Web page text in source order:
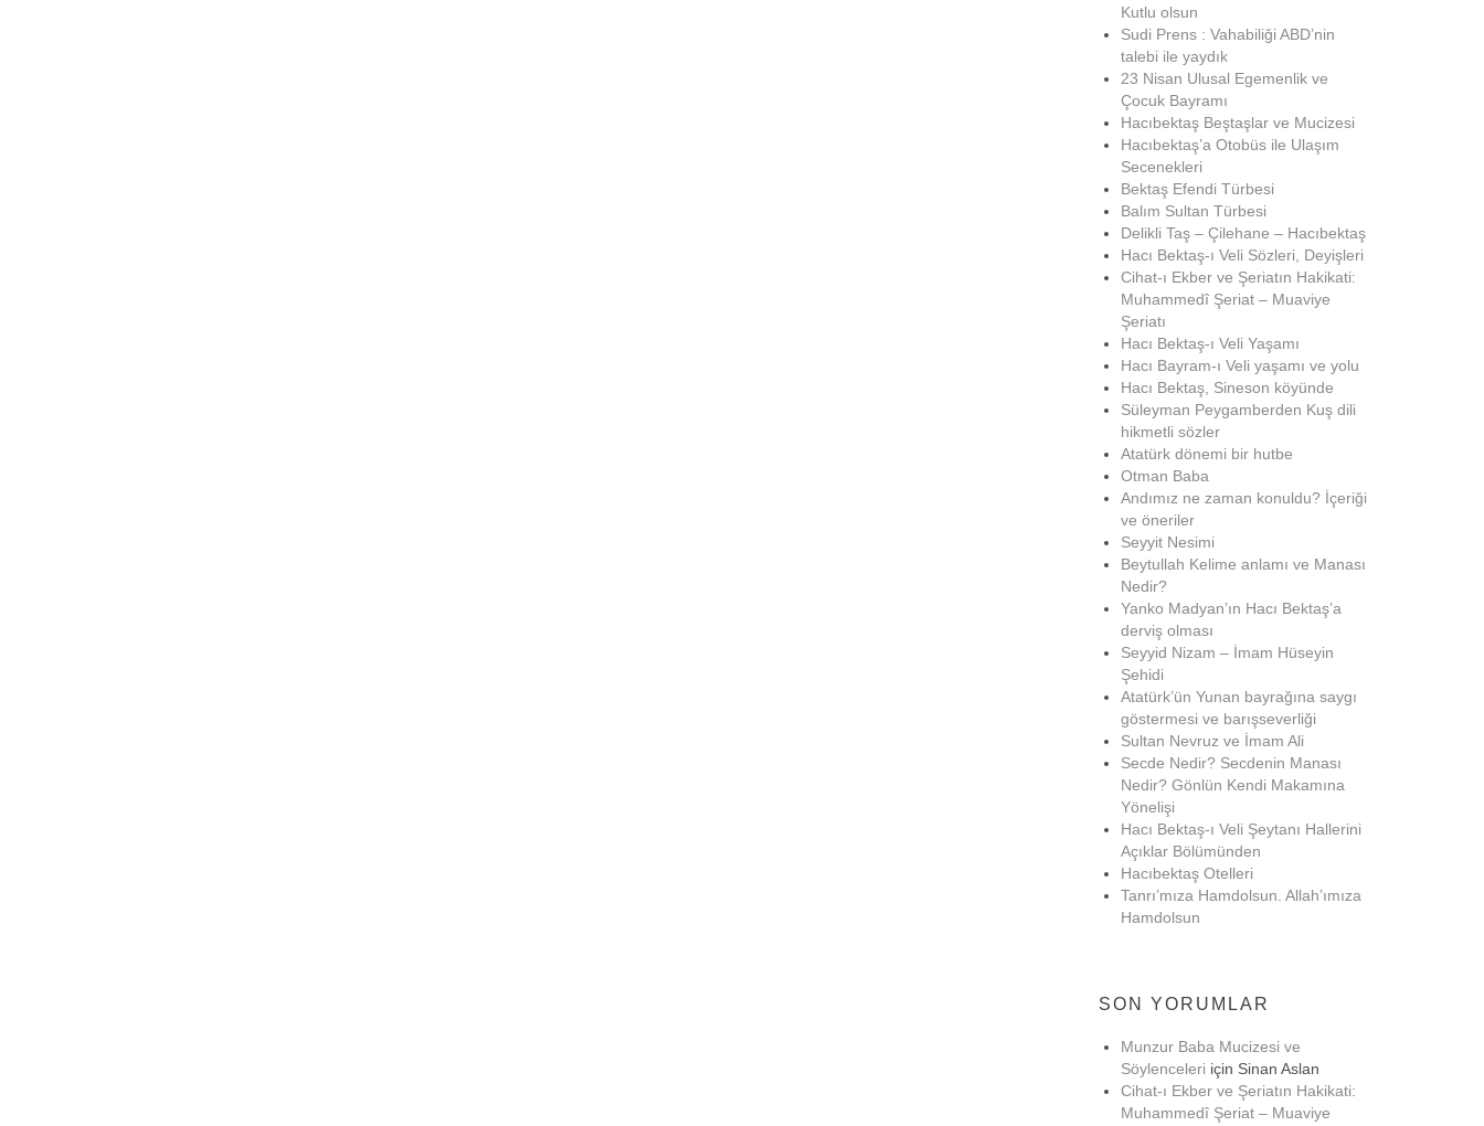
Kutlu olsun
Sudi Prens : Vahabiliği ABD’nin
talebi ile yaydık
23 Nisan Ulusal Egemenlik ve
Çocuk Bayramı
Hacıbektaş Beştaşlar ve Mucizesi
Hacıbektaş’a Otobüs ile Ulaşım
Secenekleri
Bektaş Efendi Türbesi
Balım Sultan Türbesi
Delikli Taş – Çilehane – Hacıbektaş
Hacı Bektaş-ı Veli Sözleri, Deyişleri
Cihat-ı Ekber ve Şeriatın Hakikati:
Muhammedî Şeriat – Muaviye
Şeriatı
Hacı Bektaş-ı Veli Yaşamı
Hacı Bayram-ı Veli yaşamı ve yolu
Hacı Bektaş, Sineson köyünde
Süleyman Peygamberden Kuş dili
hikmetli sözler
Atatürk dönemi bir hutbe
Otman Baba
Andımız ne zaman konuldu? İçeriği
ve öneriler
Seyyit Nesimi
Beytullah Kelime anlamı ve Manası
Nedir?
Yanko Madyan’ın Hacı Bektaş’a
derviş olması
Seyyid Nizam – İmam Hüseyin
Şehidi
Atatürk’ün Yunan bayrağına saygı
göstermesi ve barışseverliği
Sultan Nevruz ve İmam Ali
Secde Nedir? Secdenin Manası
Nedir? Gönlün Kendi Makamına
Yönelişi
Hacı Bektaş-ı Veli Şeytanı Hallerini
Açıklar Bölümünden
Hacıbektaş Otelleri
Tanrı’mıza Hamdolsun. Allah’ımıza
Hamdolsun
SON YORUMLAR
Munzur Baba Mucizesi ve
Söylenceleri için Sinan Aslan
Cihat-ı Ekber ve Şeriatın Hakikati:
Muhammedî Şeriat – Muaviye